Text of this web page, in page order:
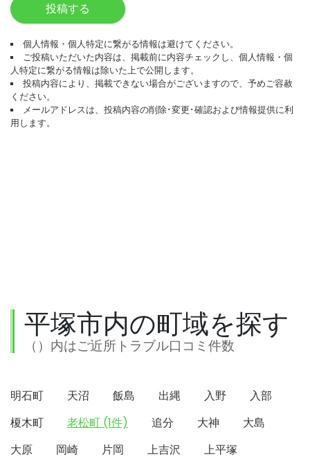
投稿する
個人情報・個人特定に繋がる情報は避けてください。
ご投稿いただいた内容は、掲載前に内容チェックし、個人情報・個
人特定に繋がる情報は除いた上で公開します。
投稿内容により、掲載できない場合がございますので、予めご容赦
ください。
メールアドレスは、投稿内容の削除･変更･確認および情報提供に利
用します。
平塚市内の町域を探す
（）内はご近所トラブル口コミ件数
明石町 天沼 飯島 出縄 入野
入部
榎木町
老松町 (1件) 追分 大神
大島
大原
岡崎 片岡 上吉沢
上平塚